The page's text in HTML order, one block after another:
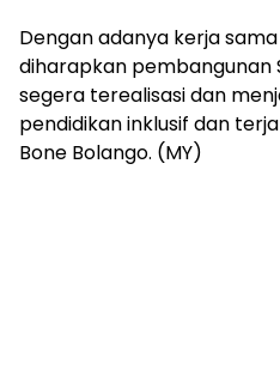
Dengan adanya kerja
diharapkan pembangunan
segera terealisasi dan
pendidikan inklusif dan
Bone Bolango. (MY)